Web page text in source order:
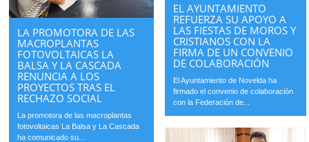
EL AYUNTAMIENTO
REFUERZA SU APOYO A
LAS FIESTAS DE MOROS Y
CRISTIANOS CON LA
FIRMA DE UN CONVENIO
DE COLABORACIÓN
El Ayuntamiento de Novelda ha
firmado el convenio de colaboración
con la Federación de...
LA PROMOTORA DE LAS
MACROPLANTAS
FOTOVOLTAICAS LA
BALSA Y LA CASCADA
RENUNCIA A LOS
PROYECTOS TRAS EL
RECHAZO SOCIAL
La promotora de las macroplantas
fotovoltaicas La Balsa y La Cascada
ha comunicado su...